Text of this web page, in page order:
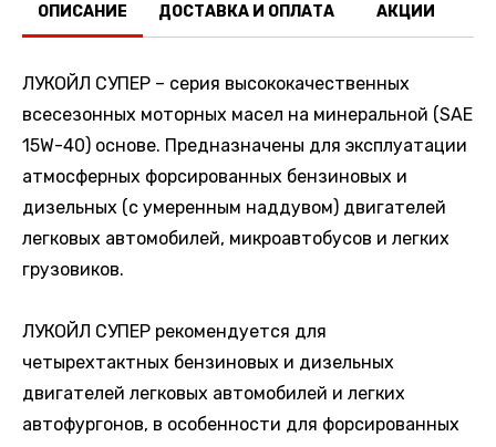
ОПИСАНИЕ ДОСТАВКА И ОПЛАТА АКЦИИ
ЛУКОЙЛ СУПЕР – серия высококачественных
всесезонных моторных масел на минеральной (SAE
15W-40) основе. Предназначены для эксплуатации
атмосферных форсированных бензиновых и
дизельных (с умеренным наддувом) двигателей
легковых автомобилей, микроавтобусов и легких
грузовиков.
ЛУКОЙЛ СУПЕР рекомендуется для
четырехтактных бензиновых и дизельных
двигателей легковых автомобилей и легких
автофургонов, в особенности для форсированных